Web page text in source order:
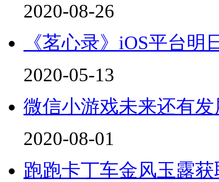
2020-08-26
《茗心录》iOS平台明
2020-05-13
微信小游戏未来还有发
2020-08-01
跑跑卡丁车金风玉露获